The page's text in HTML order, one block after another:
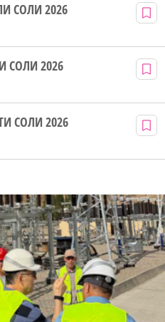
СОЛИ 2026
2026
СОЛИ 2026